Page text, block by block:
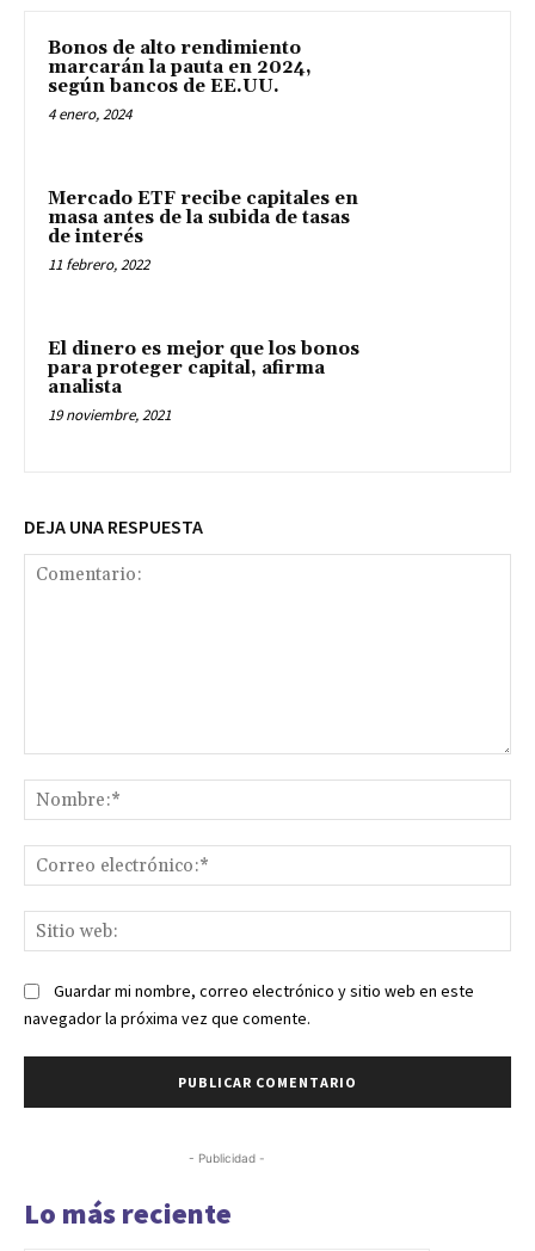
Bonos de alto rendimiento
marcarán la pauta en 2024,
según bancos de EE.UU.
4 enero, 2024
Mercado ETF recibe capitales en
masa antes de la subida de tasas
de interés
11 febrero, 2022
El dinero es mejor que los bonos
para proteger capital, afirma
analista
19 noviembre, 2021
DEJA UNA RESPUESTA
Guardar mi nombre, correo electrónico y sitio web en este
navegador la próxima vez que comente.
- Publicidad -
Lo más reciente